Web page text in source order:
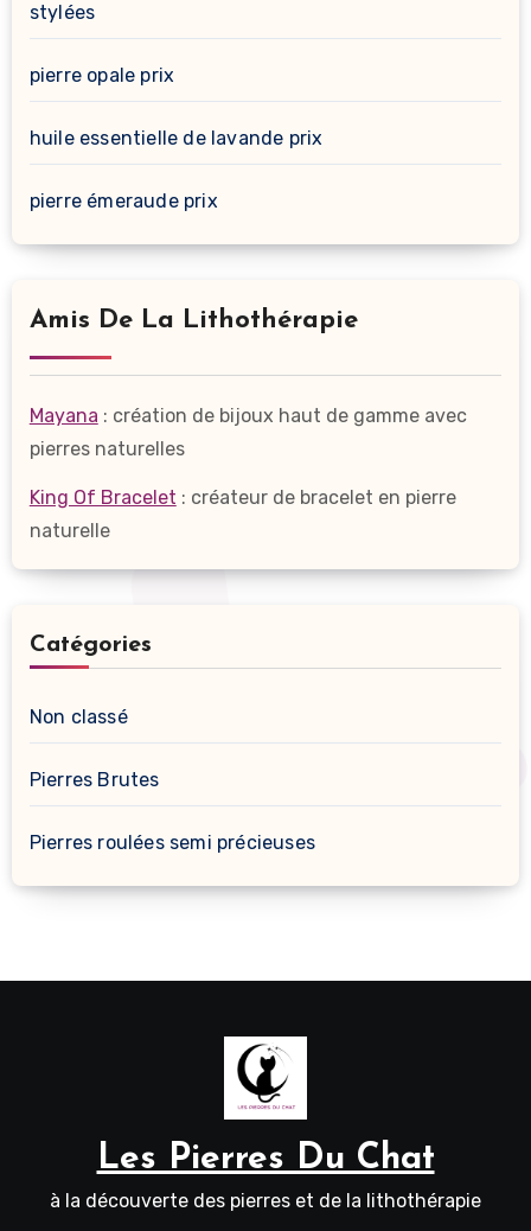
stylées
pierre opale prix
huile essentielle de lavande prix
pierre émeraude prix
Amis De La Lithothérapie
Mayana : création de bijoux haut de gamme avec
pierres naturelles
King Of Bracelet : créateur de bracelet en pierre
naturelle
Catégories
Non classé
Pierres Brutes
Pierres roulées semi précieuses
Les Pierres Du Chat
à la découverte des pierres et de la lithothérapie